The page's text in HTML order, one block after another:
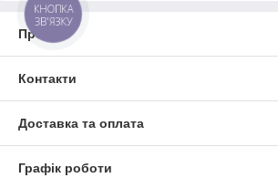
Про нас
Контакти
Доставка та оплата
Графік роботи
КНОПКА
ЗВ'ЯЗКУ